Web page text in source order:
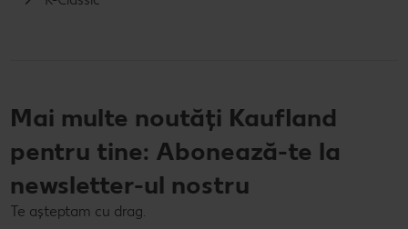
Mai multe noutăți Kaufland
pentru tine: Abonează-te la
newsletter-ul nostru
Te așteptam cu drag.